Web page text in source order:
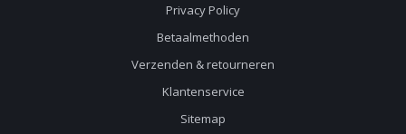
Privacy Policy
Betaalmethoden
Verzenden & retourneren
Klantenservice
Sitemap